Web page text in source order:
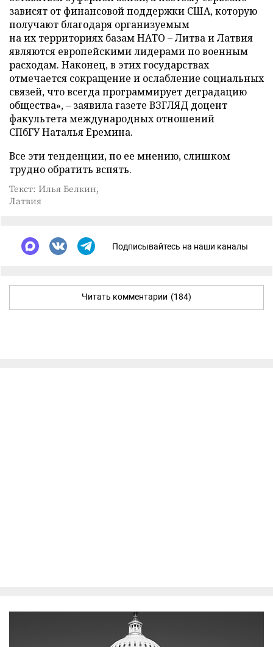
зависят от финансовой поддержки США, которую
получают благодаря организуемым
на их территориях базам НАТО – Литва и Латвия
являются европейскими лидерами по военным
расходам. Наконец, в этих государствах
отмечается сокращение и ослабление социальных
связей, что всегда программирует деградацию
общества», – заявила газете ВЗГЛЯД доцент
факультета международных отношений
СПбГУ Наталья Еремина.
Все эти тенденции, по ее мнению, слишком
трудно обратить вспять.
Текст: Илья Белкин,
Латвия
Подписывайтесь на наши каналы
Читать комментарии (184)